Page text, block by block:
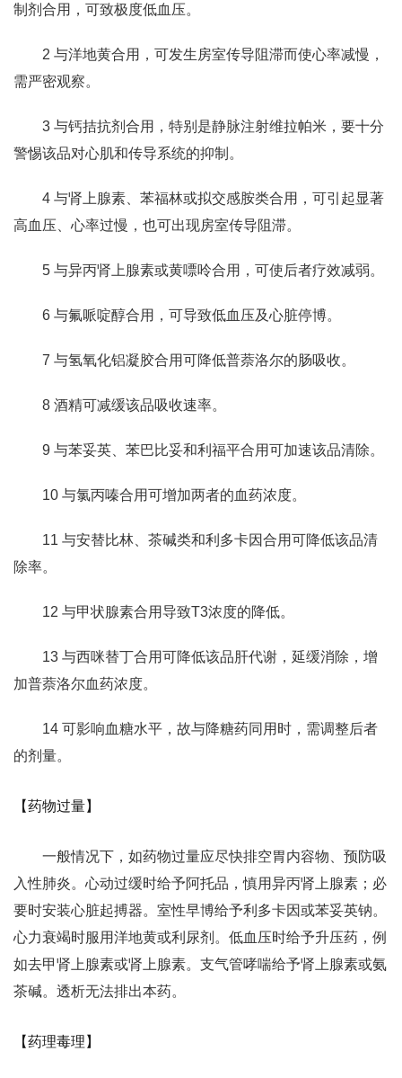
制剂合用，可致极度低血压。
2 与洋地黄合用，可发生房室传导阻滞而使心率减慢，
需严密观察。
3 与钙拮抗剂合用，特别是静脉注射维拉帕米，要十分
警惕该品对心肌和传导系统的抑制。
4 与肾上腺素、苯福林或拟交感胺类合用，可引起显著
高血压、心率过慢，也可出现房室传导阻滞。
5 与异丙肾上腺素或黄嘌呤合用，可使后者疗效减弱。
6 与氟哌啶醇合用，可导致低血压及心脏停博。
7 与氢氧化铝凝胶合用可降低普萘洛尔的肠吸收。
8 酒精可减缓该品吸收速率。
9 与苯妥英、苯巴比妥和利福平合用可加速该品清除。
10 与氯丙嗪合用可增加两者的血药浓度。
11 与安替比林、茶碱类和利多卡因合用可降低该品清
除率。
12 与甲状腺素合用导致T3浓度的降低。
13 与西咪替丁合用可降低该品肝代谢，延缓消除，增
加普萘洛尔血药浓度。
14 可影响血糖水平，故与降糖药同用时，需调整后者
的剂量。
【药物过量】
一般情况下，如药物过量应尽快排空胃内容物、预防吸
入性肺炎。心动过缓时给予阿托品，慎用异丙肾上腺素；必
要时安装心脏起搏器。室性早博给予利多卡因或苯妥英钠。
心力衰竭时服用洋地黄或利尿剂。低血压时给予升压药，例
如去甲肾上腺素或肾上腺素。支气管哮喘给予肾上腺素或氨
茶碱。透析无法排出本药。
【药理毒理】